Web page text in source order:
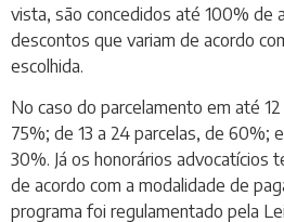
vista, são concedidos até 100% de
descontos que variam de acordo
escolhida.
No caso do parcelamento em até
75%; de 13 a 24 parcelas, de 60%;
30%. Já os honorários advocatícios
de acordo com a modalidade de
programa foi regulamentado pela